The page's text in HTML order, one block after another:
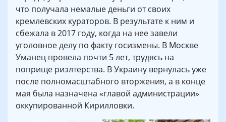
что получала немалые деньги от своих
кремлевских кураторов. В результате к ним и
сбежала в 2017 году, когда на нее завели
уголовное делу по факту госизмены. В Москве
Уманец провела почти 5 лет, трудясь на
поприще риэлтерства. В Украину вернулась уже
после полномасштабного вторжения, а в конце
мая была назначена «главой администрации»
оккупированной Кирилловки.